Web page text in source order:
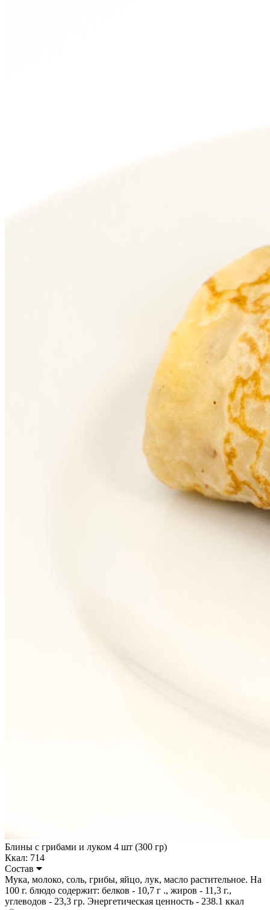
Блины с грибами и луком 4 шт (300 гр)
Ккал: 714
Состав
Мука, молоко, соль, грибы, яйцо, лук, масло растительное. На
100 г. блюдо содержит: белков - 10,7 г ., жиров - 11,3 г.,
углеводов - 23,3 гр. Энергетическая ценность - 238.1 ккал